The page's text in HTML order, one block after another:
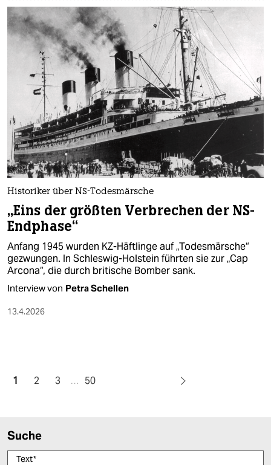
Historiker über NS-Todesmärsche
„Eins der größten Verbrechen der NS-
Endphase“
Anfang 1945 wurden KZ-Häftlinge auf „Todesmärsche“
gezwungen. In Schleswig-Holstein führten sie zur „Cap
Arcona“, die durch britische Bomber sank.
Interview von Petra Schellen
13.4.2026
1 2 3 … 50
Suche
Text*